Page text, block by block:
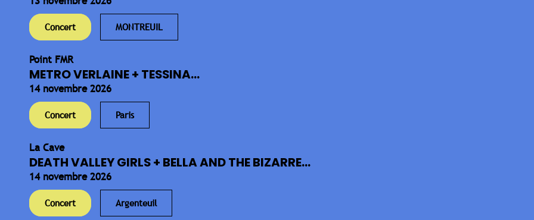
Concert MONTREUIL
Point FMR
METRO VERLAINE + TESSINA...
14 novembre 2026
Concert Paris
La Cave
DEATH VALLEY GIRLS + BELLA AND THE BIZARRE...
14 novembre 2026
Concert Argenteuil